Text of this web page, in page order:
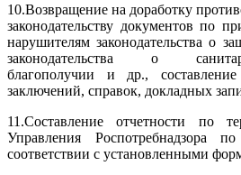
10.Возвращение на доработку
законодательству документов по
нарушителям законодательства о
законодательства о
благополучии и др.,
заключений, справок, докладных
11.Составление отчетности по
Управления Роспотребнадзора
соответствии с установленными